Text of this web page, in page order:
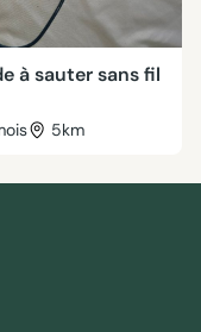
à sauter sans fil
5km